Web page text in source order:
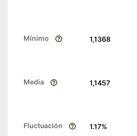
Mínimo 1,1368
Media 1,1457
Fluctuación 1.17%